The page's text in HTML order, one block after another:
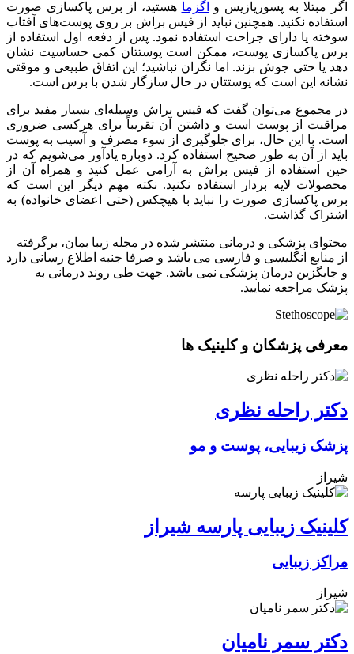
اگر مبتلا به پسوریازیس و اگزما هستید، از برس پاکسازی صورت
استفاده نکنید. همچنین نباید از فیس براش بر روی پوست‌های آفتاب
سوخته یا دارای جراحت استفاده نمود. پس از دفعه اول استفاده از
برس پاکسازی پوست، ممکن است پوستتان کمی حساسیت نشان
دهد یا حتی جوش بزند. اما نگران نباشید؛ این اتفاق طبیعی و موقتی
نشانه این است که پوستتان در حال سازگار شدن با برس است.
در مجموع می‌توان گفت که فیس براش وسیله‌ای بسیار مفید برای
مراقبت از پوست است و داشتن آن تقریباً برای هرکسی ضروری
است. با این حال، برای جلوگیری از سوء مصرف و آسیب به پوست
باید از آن به طور صحیح استفاده کرد. دوباره یادآور می‌شویم که در
حین استفاده از فیس براش به آرامی عمل کنید و همراه آن از
محصولات لایه بردار استفاده نکنید. نکته مهم دیگر این است که
برس پاکسازی صورت را نباید با هیچکس (حتی اعضای خانواده) به
اشتراک گذاشت.
محتوای پزشکی و درمانی منتشر شده در مجله زیبا بمان، برگرفته
از منابع انگلیسی و فارسی می باشد و صرفا جنبه اطلاع رسانی دارد
و جایگزین درمان پزشکی نمی باشد. جهت طی روند درمانی به
پزشک مراجعه نمایید.
معرفی پزشکان و کلینیک ها
دکتر راحله نظری
پزشک زیبایی، پوست و مو
شیراز
کلینیک زیبایی پارسه شیراز
مراکز زیبایی
شیراز
دکتر سمر نامیان